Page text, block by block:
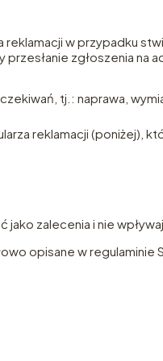
reklamacji w przypadku
zgłoszenia
tj.: naprawa,
reklamacji (poniżej),
jako zalecenia i nie
opisane w regulaminie